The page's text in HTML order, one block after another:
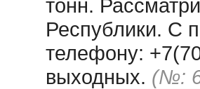
тонн.
Республики. С
телефону:
выходных. (№: